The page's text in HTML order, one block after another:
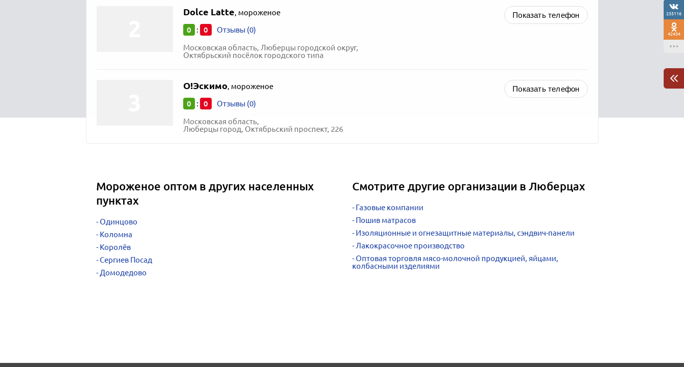
Dolce Latte, мороженое
0 : 0 Отзывы (0)
Московская область, Люберцы городской округ,
Октябрьский посёлок городского типа
Показать телефон
О!Эскимо, мороженое
0 : 0 Отзывы (0)
Московская область,
Люберцы город, Октябрьский проспект, 226
Показать телефон
Мороженое оптом в других населенных
пунктах
Одинцово
Коломна
Королёв
Сергиев Посад
Домодедово
Смотрите другие организации в Люберцах
Газовые компании
Пошив матрасов
Изоляционные и огнезащитные материалы, сэндвич-панели
Лакокрасочное производство
Оптовая торговля мясо-молочной продукцией, яйцами,
колбасными изделиями
235116
42434